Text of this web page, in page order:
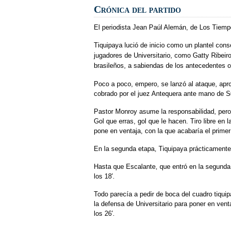
Crónica del partido
El periodista Jean Paúl Alemán, de Los
Tiquipaya lució de inicio como un plantel
jugadores de Universitario, como Gatty
brasileños, a sabiendas de los antecedentes
Poco a poco, empero, se lanzó al ataque,
cobrado por el juez Antequera ante mano de
Pastor Monroy asume la responsabilidad,
Gol que erras, gol que le hacen. Tiro libre en
pone en ventaja, con la que acabaría el
En la segunda etapa, Tiquipaya
Hasta que Escalante, que entró en la
los 18′.
Todo parecía a pedir de boca del cuadro
la defensa de Universitario para poner en
los 26′.